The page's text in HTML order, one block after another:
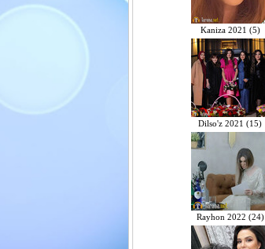
Kaniza 2021 (5)
Dilso'z 2021 (15)
Rayhon 2022 (24)